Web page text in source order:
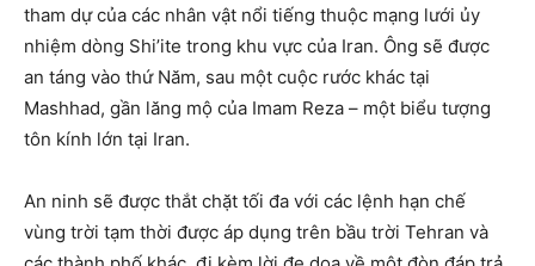
tham dự của các nhân vật nổi tiếng thuộc mạng lưới ủy
nhiệm dòng Shi’ite trong khu vực của Iran. Ông sẽ được
an táng vào thứ Năm, sau một cuộc rước khác tại
Mashhad, gần lăng mộ của Imam Reza – một biểu tượng
tôn kính lớn tại Iran.
An ninh sẽ được thắt chặt tối đa với các lệnh hạn chế
vùng trời tạm thời được áp dụng trên bầu trời Tehran và